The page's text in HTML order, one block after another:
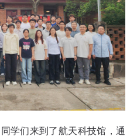
学们来到了航天科技馆，通